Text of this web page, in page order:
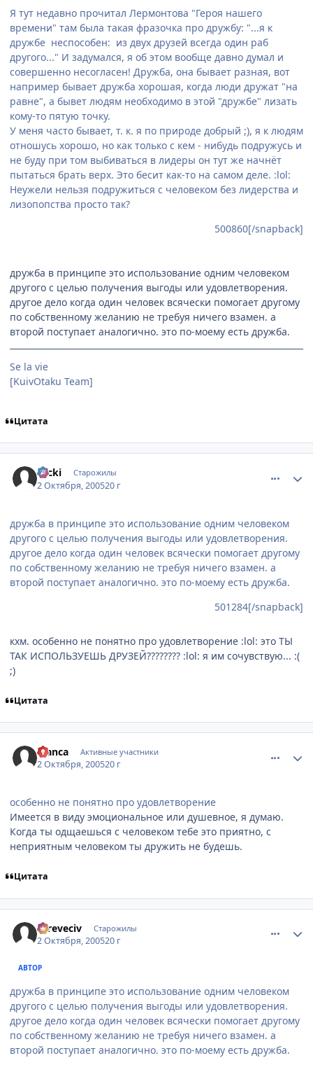
Я тут недавно прочитал Лермонтова "Героя нашего
времени" там была такая фразочка про дружбу: "...я к
дружбе неспособен: из двух друзей всегда один раб
другого..." И задумался, я об этом вообще давно думал и
совершенно несогласен! Дружба, она бывает разная, вот
например бывает дружба хорошая, когда люди дружат "на
равне", а бывет людям необходимо в этой "дружбе" лизать
кому-то пятую точку.
У меня часто бывает, т. к. я по природе добрый ;), я к людям
отношусь хорошо, но как только с кем - нибудь подружусь и
не буду при том выбиваться в лидеры он тут же начнёт
пытаться брать верх. Это бесит как-то на самом деле. :lol:
Неужели нельзя подружиться с человеком без лидерства и
лизопопства просто так?
500860[/snapback]
дружба в принципе это использование одним человеком
другого с целью получения выгоды или удовлетворения.
другое дело когда один человек всячески помогает другому
по собственному желанию не требуя ничего взамен. а
второй поступает аналогично. это по-моему есть дружба.
Se la vie
[KuivOtaku Team]
Цитата
Nicki Старожилы
2 Октября, 200520 г
дружба в принципе это использование одним человеком
другого с целью получения выгоды или удовлетворения.
другое дело когда один человек всячески помогает другому
по собственному желанию не требуя ничего взамен. а
второй поступает аналогично. это по-моему есть дружба.
501284[/snapback]
кхм. особенно не понятно про удовлетворение :lol: это ТЫ
ТАК ИСПОЛЬЗУЕШЬ ДРУЗЕЙ???????? :lol: я им сочувствую... :(
;)
Цитата
Bianca Активные участники
2 Октября, 200520 г
особенно не понятно про удовлетворение
Имеется в виду эмоциональное или душевное, я думаю.
Когда ты одщаешься с человеком тебе это приятно, с
неприятным человеком ты дружить не будешь.
Цитата
asreveciv Старожилы
2 Октября, 200520 г
АВТОР
дружба в принципе это использование одним человеком
другого с целью получения выгоды или удовлетворения.
другое дело когда один человек всячески помогает другому
по собственному желанию не требуя ничего взамен. а
второй поступает аналогично. это по-моему есть дружба.